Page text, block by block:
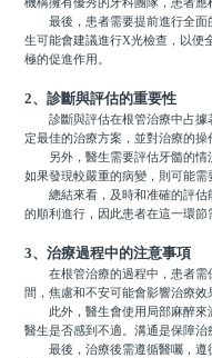
最後，患者需要提前進行全面
生可能會建議進行X光檢查，以便
極的促進作用。
2、診斷與評估的重要性
診斷與評估在根管治療中占據
定最佳的治療方案，並對治療的操
另外，醫生需要評估牙髓的情
如果發現較嚴重的病變，則可能需
總結來看，及時和准確的評估
的順利進行，因此患者在這一環節
3、治療過程中的注意事項
在根管治療的過程中，患者需
間，焦慮和不安可能會影響治療效
此外，醫生會使用局部麻醉來
醫生是否感到不適。溝通是保障治
最後，治療後需遵循醫囑，遵